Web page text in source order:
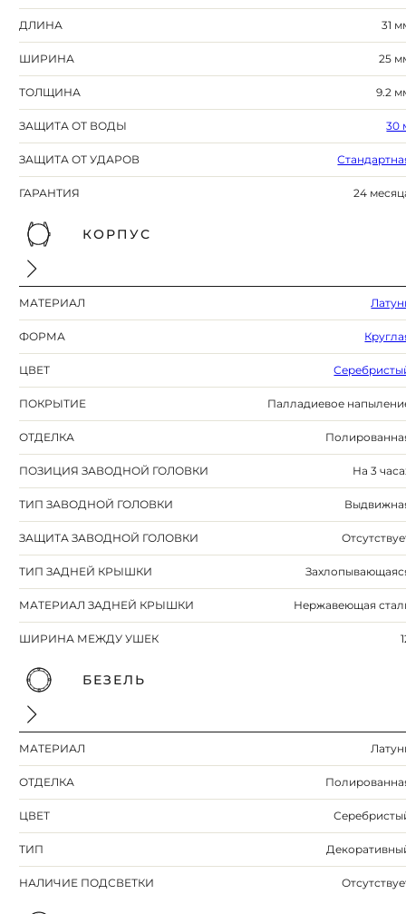
ДЛИНА 31
ШИРИНА 25
ТОЛЩИНА 9.2
ЗАЩИТА ОТ ВОДЫ 30
ЗАЩИТА ОТ УДАРОВ
ГАРАНТИЯ 24
КОРПУС
МАТЕРИАЛ
ФОРМА
ЦВЕТ
ПОКРЫТИЕ Палладиевое
ОТДЕЛКА
ПОЗИЦИЯ ЗАВОДНОЙ ГОЛОВКИ На 3
ТИП ЗАВОДНОЙ ГОЛОВКИ
ЗАЩИТА ЗАВОДНОЙ ГОЛОВКИ
ТИП ЗАДНЕЙ КРЫШКИ
МАТЕРИАЛ ЗАДНЕЙ КРЫШКИ Нержавеющая
ШИРИНА МЕЖДУ УШЕК
БЕЗЕЛЬ
МАТЕРИАЛ
ОТДЕЛКА
ЦВЕТ
ТИП
НАЛИЧИЕ ПОДСВЕТКИ